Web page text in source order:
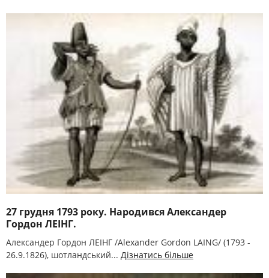
27 грудня 1793 року. Народився Александер
Гордон ЛЕІНГ.
Александер Гордон ЛЕІНГ /Alexander Gordon LAING/ (1793 -
26.9.1826), шотландський... Дізнатись більше